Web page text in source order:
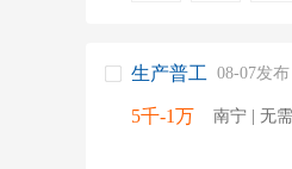
生产普工 08-07发布
5千-1万 南宁 | 无